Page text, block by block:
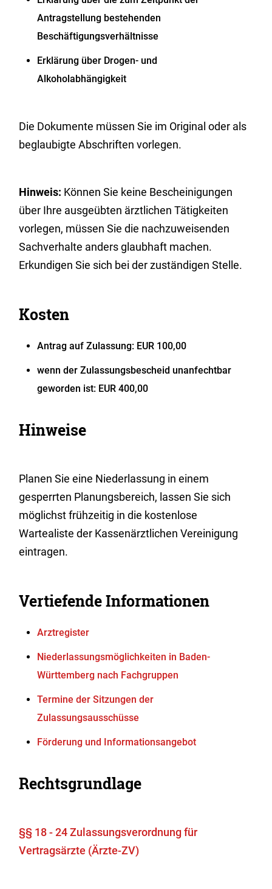
Antragstellung bestehenden
Beschäftigungsverhältnisse
Erklärung über Drogen- und
Alkoholabhängigkeit
Die Dokumente müssen Sie im Original oder als
beglaubigte Abschriften vorlegen.
Hinweis: Können Sie keine Bescheinigungen
über Ihre ausgeübten ärztlichen Tätigkeiten
vorlegen, müssen Sie die nachzuweisenden
Sachverhalte anders glaubhaft machen.
Erkundigen Sie sich bei der zuständigen Stelle.
Kosten
Antrag auf Zulassung: EUR 100,00
wenn der Zulassungsbescheid unanfechtbar
geworden ist: EUR 400,00
Hinweise
Planen Sie eine Niederlassung in einem
gesperrten Planungsbereich, lassen Sie sich
möglichst frühzeitig in die kostenlose
Wartealiste der Kassenärztlichen Vereinigung
eintragen.
Vertiefende Informationen
Arztregister
Niederlassungsmöglichkeiten in Baden-
Württemberg nach Fachgruppen
Termine der Sitzungen der
Zulassungsausschüsse
Förderung und Informationsangebot
Rechtsgrundlage
§§ 18 - 24 Zulassungsverordnung für
Vertragsärzte (Ärzte-ZV)